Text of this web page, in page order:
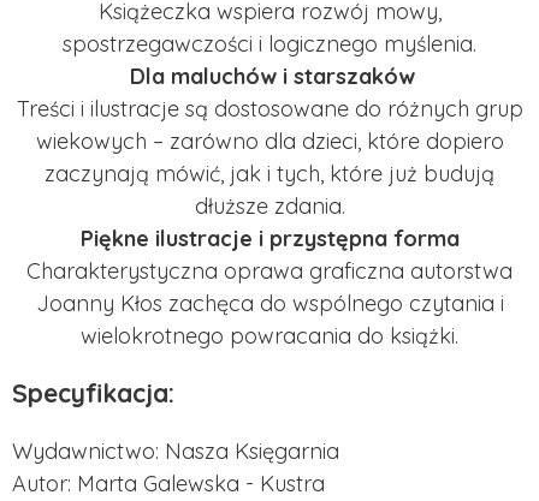
Książeczka wspiera rozwój mowy,
spostrzegawczości i logicznego myślenia.
Dla maluchów i starszaków
Treści i ilustracje są dostosowane do różnych grup
wiekowych – zarówno dla dzieci, które dopiero
zaczynają mówić, jak i tych, które już budują
dłuższe zdania.
Piękne ilustracje i przystępna forma
Charakterystyczna oprawa graficzna autorstwa
Joanny Kłos zachęca do wspólnego czytania i
wielokrotnego powracania do książki.
Specyfikacja:
Wydawnictwo: Nasza Księgarnia
Autor: Marta Galewska - Kustra